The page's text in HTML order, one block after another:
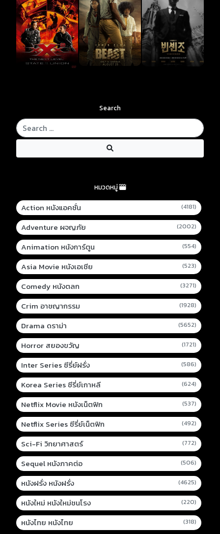
Search
หมวดหมู่
Action หนังแอคชั่น (4181)
Adventure ผจญภัย (2002)
Animation หนังการ์ตูน (554)
Asia Movie หนังเอเชีย (523)
Comedy หนังตลก (3271)
Crim อาชญากรรม (1928)
Drama ดราม่า (5652)
Horror สยองขวัญ (1721)
Inter Series ซีรี่ย์ฝรั่ง (586)
Korea Series ซีรี่ย์เกาหลี (624)
Netflix Movie หนังเน็ตฟิก (537)
Netflix Series ซีรี่ย์เน็ตฟิก (492)
Sci-Fi วิทยาศาสตร์ (772)
Sequel หนังภาคต่อ (506)
หนังฝรั่ง หนังฝรั่ง (4625)
หนังใหม่ หนังใหม่ชนโรง (220)
หนังไทย หนังไทย (318)